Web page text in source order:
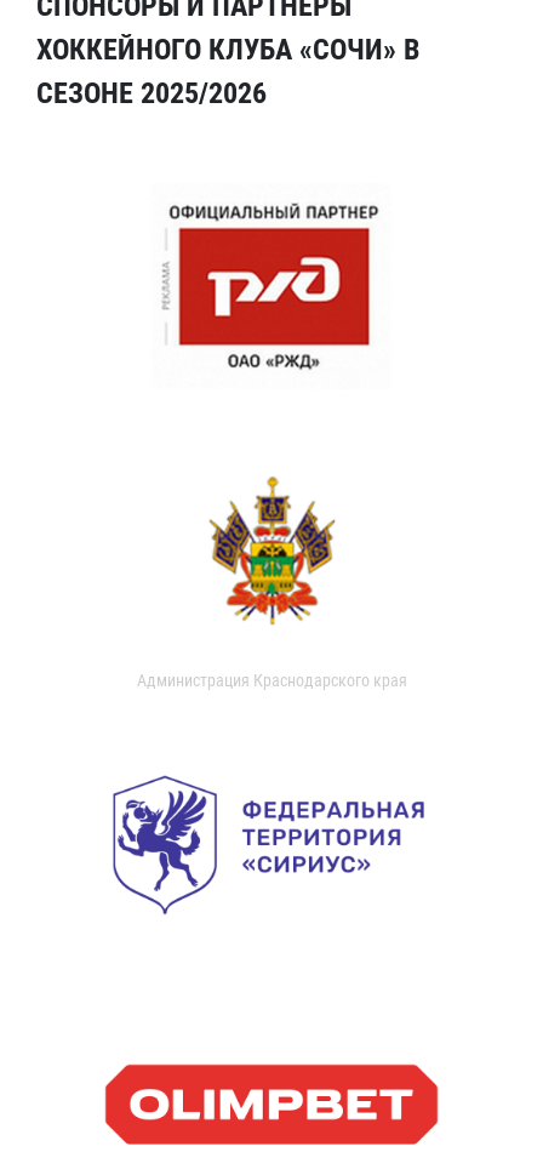
ХОККЕЙНОГО КЛУБА «СОЧИ» В
СЕЗОНЕ 2025/2026
Администрация Краснодарского края